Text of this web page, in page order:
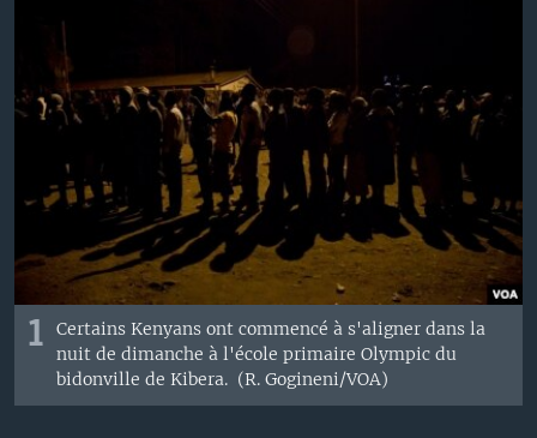
Langues
1
Certains Kenyans ont commencé à s'aligner dans la
nuit de dimanche à l'école primaire Olympic du
bidonville de Kibera. (R. Gogineni/VOA)